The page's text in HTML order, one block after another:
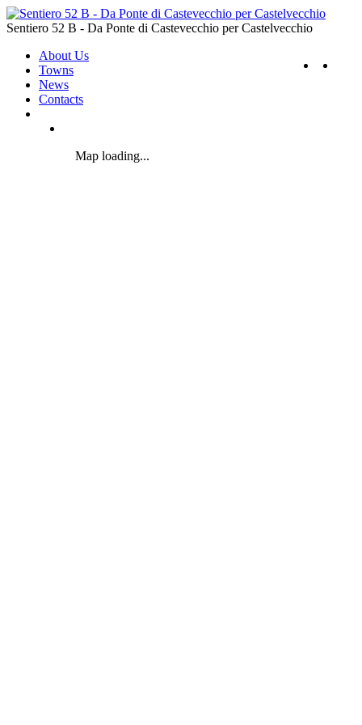
Sentiero 52 B - Da Ponte di Castevecchio per Castelvecchio
About Us
Towns
News
Contacts
Map loading...